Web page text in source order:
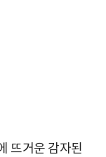
뜨거운 감자된